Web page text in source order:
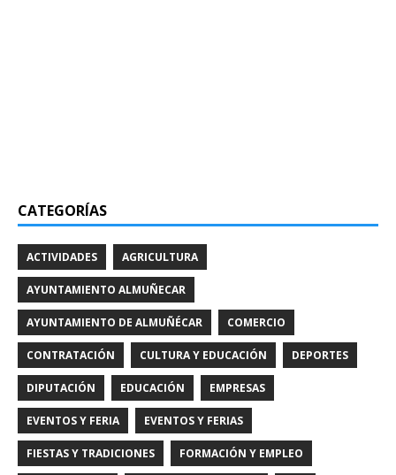
CATEGORÍAS
ACTIVIDADES AGRICULTURA
AYUNTAMIENTO ALMUÑECAR
AYUNTAMIENTO DE ALMUÑÉCAR COMERCIO
CONTRATACIÓN CULTURA Y EDUCACIÓN DEPORTES
DIPUTACIÓN EDUCACIÓN EMPRESAS
EVENTOS Y FERIA EVENTOS Y FERIAS
FIESTAS Y TRADICIONES FORMACIÓN Y EMPLEO